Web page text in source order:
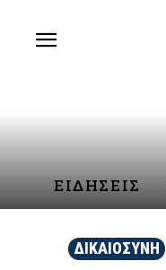
ΕΙΔΗΣΕΙΣ
ΔΙΚΑΙΟΣΥΝΗ